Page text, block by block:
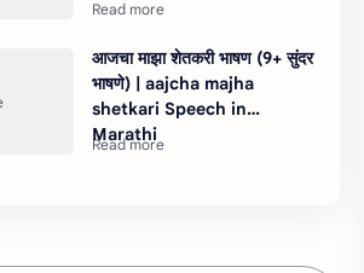
आजचा माझा शेतकरी भाषण (9+ सुंदर
भाषणे) | aajcha majha
shetkari Speech in
Marathi